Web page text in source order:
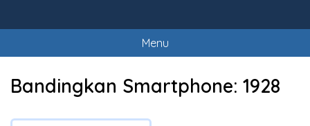
Menu
Bandingkan Smartphone: 1928